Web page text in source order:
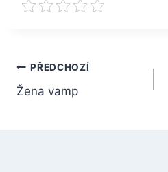
Navigace
pro
PŘEDCHOZÍ
Žena vamp